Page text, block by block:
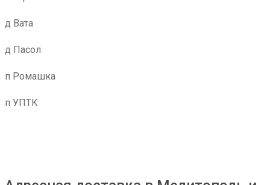
д Вата
д Пасол
п Ромашка
п УПТК